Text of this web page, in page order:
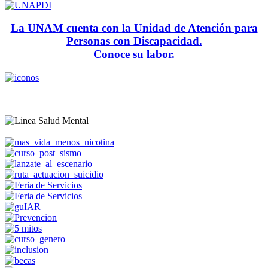
La UNAM cuenta con la Unidad de Atención para
Personas con Discapacidad.
Conoce su labor.